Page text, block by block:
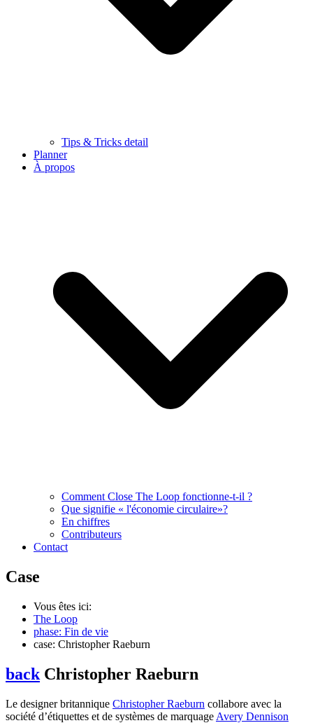
Tips & Tricks detail
Planner
À propos
Comment Close The Loop fonctionne-t-il ?
Que signifie « l'économie circulaire»?
En chiffres
Contributeurs
Contact
Case
Vous êtes ici:
The Loop
phase: Fin de vie
case: Christopher Raeburn
back Christopher Raeburn
Le designer britannique Christopher Raeburn collabore avec la
société d’étiquettes et de systèmes de marquage Avery Dennison